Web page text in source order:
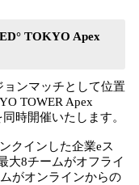
TOKYO Apex
ョンマッチとして位置
TOWER Apex
時開催いたします。
クインした企業eス
大8チームがオフライ
がオンラインからの